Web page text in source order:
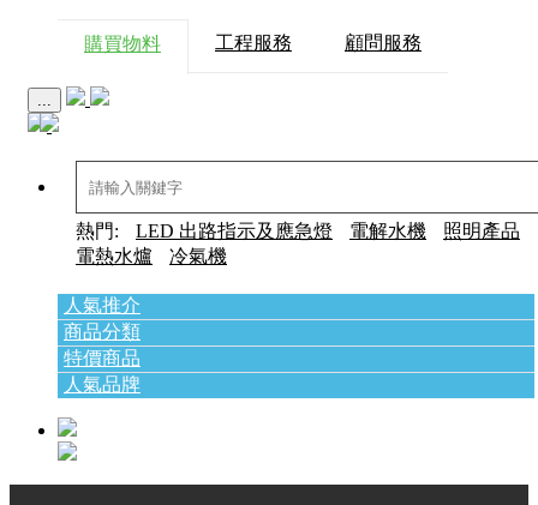
購買物料 工程服務 顧問服務
...
熱門: LED 出路指示及應急燈 電解水機
照明產品
電熱水爐
冷氣機
人氣推介
商品分類
特價商品
人氣品牌